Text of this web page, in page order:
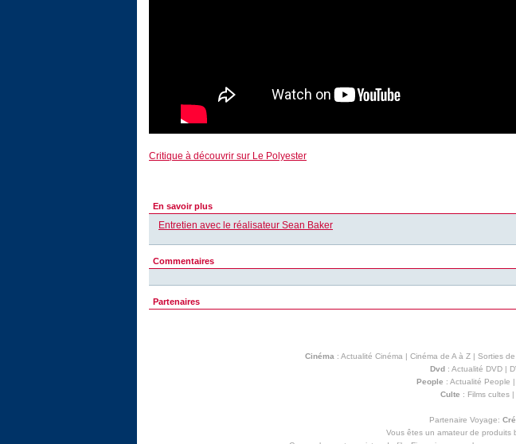
Critique à découvrir sur Le Polyester
En savoir plus
Entretien avec le réalisateur Sean Baker
Commentaires
Partenaires
Cinéma : Actualité Cinéma | Cinéma de A à Z| Sorties
Dvd: Actualité DVD|
People : Actualité People |
Culte : Films cultes |
Partenaire Voyage:
Vous êtes un amateur de produits